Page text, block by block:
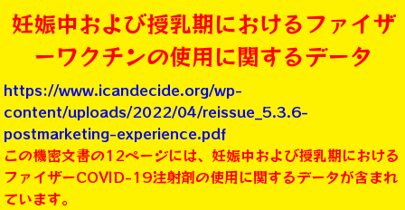
妊娠中および授乳期におけるファイザ
ーワクチンの使用に関するデータ
https://www.icandecide.org/wp-
content/uploads/2022/04/reissue_5.3.6-
postmarketing-experience.pdf
この機密文書の12ページには、妊娠中および授乳期における
ファイザーCOVID-19注射剤の使用に関するデータが含まれ
ています。